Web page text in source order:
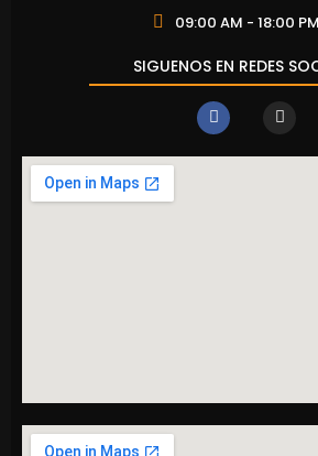
09:00 AM - 18:00
SIGUENOS EN REDES